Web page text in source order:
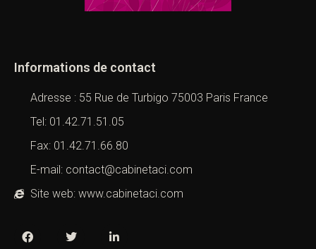
Informations de contact
Adresse : 55 Rue de Turbigo 75003 Paris France
Tel: 01.42.71.51.05
Fax: 01.42.71.66.80
E-mail: contact@cabinetaci.com
Site web: www.cabinetaci.com